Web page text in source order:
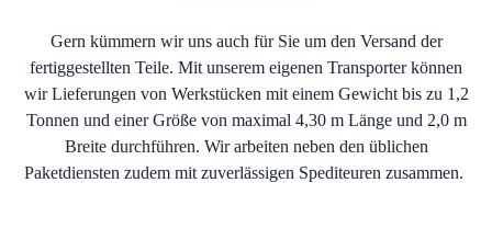
Gern kümmern wir uns auch für Sie um den Versand der
fertiggestellten Teile. Mit unserem eigenen Transporter können
wir Lieferungen von Werkstücken mit einem Gewicht bis zu 1,2
Tonnen und einer Größe von maximal 4,30 m Länge und 2,0 m
Breite durchführen. Wir arbeiten neben den üblichen
Paketdiensten zudem mit zuverlässigen Spediteuren zusammen.